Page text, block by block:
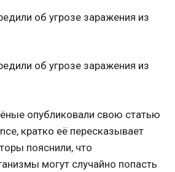
опубликовали свою статью
кратко её пересказывает
пояснили, что
могут случайно попасть